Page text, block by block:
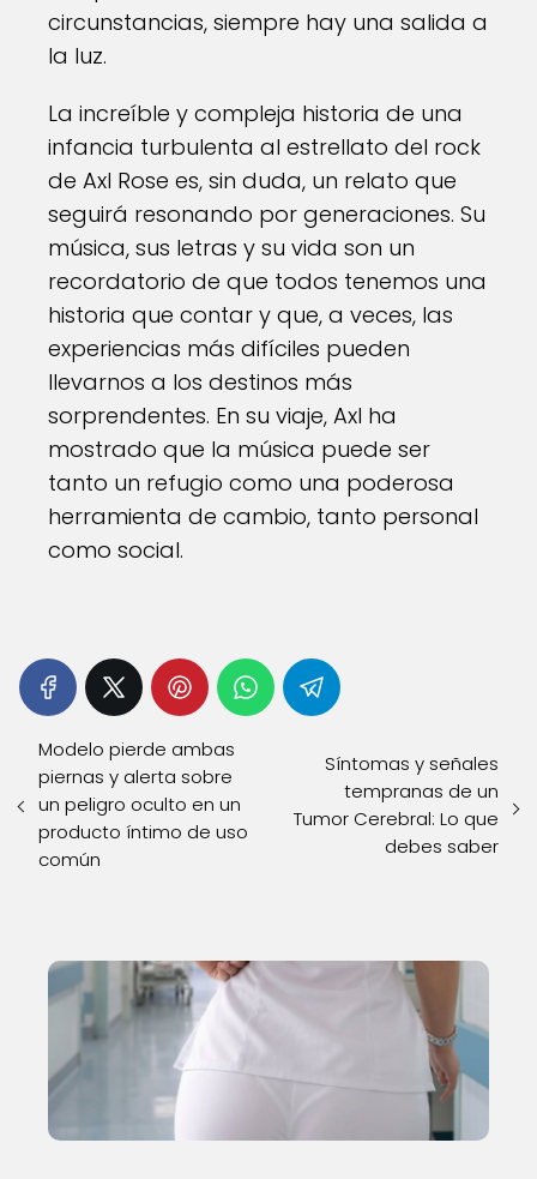
circunstancias, siempre hay una salida a
la luz.
La increíble y compleja historia de una
infancia turbulenta al estrellato del rock
de Axl Rose es, sin duda, un relato que
seguirá resonando por generaciones. Su
música, sus letras y su vida son un
recordatorio de que todos tenemos una
historia que contar y que, a veces, las
experiencias más difíciles pueden
llevarnos a los destinos más
sorprendentes. En su viaje, Axl ha
mostrado que la música puede ser
tanto un refugio como una poderosa
herramienta de cambio, tanto personal
como social.
Modelo pierde ambas
piernas y alerta sobre
un peligro oculto en un
producto íntimo de uso
común
Síntomas y señales
tempranas de un
Tumor Cerebral: Lo que
debes saber